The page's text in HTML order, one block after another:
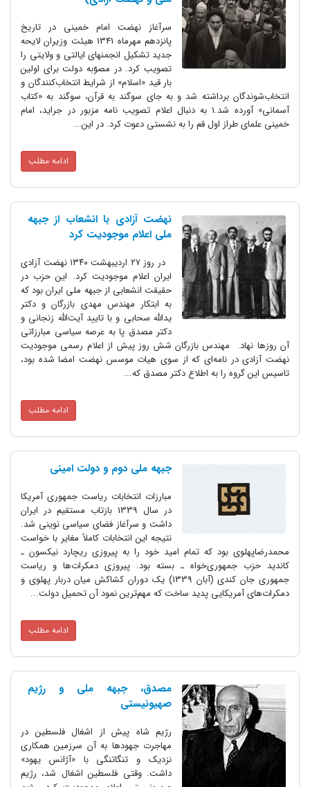
سرآغاز نهضت امام خمینی‌ در تاریخ
پانزدهم مهرماه 1341 هیئت وزیران لایحه
جدید تشکیل انجمنهای ایالتی و ولایتی را
تصویب کرد. در مصوّبه دولت برای اولین
بار قید «اسلام‌» از شرایط انتخاب‌کنندگان و
انتخاب‌شوندگان برداشته شد و به جای سوگند به قرآن‌، سوگند به «کتاب
آسمانی‌» آورده شد.1 به دنبال اعلام تصویب نامه مزبور در جراید، امام
خمینی علمای طراز اول قم را به نشستی دعوت کرد. در این...
ادامه مطلب
نهضت آزادی با انشعاب از جبهه
ملی اعلام موجودیت کرد
در روز ۲۷ اردیبهشت ۱۳۴۰ نهضت آزادی
ایران اعلام موجودیت کرد. این حزب در
حقیقت انشعابی از جبهه ملی ایران بود که
به ابتکار مهندس مهدی بازرگان و دکتر
یدالله سحابی و با تایید آیت‌الله زنجانی و
دکتر مصدق پا به عرصه سیاسی مبارزاتی
آن روز‌ها نهاد. مهندس بازرگان شش روز پیش از اعلام رسمی موجودیت
نهضت آزادی در نامه‌ای که از سوی هیات موسس نهضت امضا شده بود،
تاسیس این گروه را به اطلاع دکتر مصدق که...
ادامه مطلب
جبهه ملی دوم و دولت امینی
مبارزات انتخابات ریاست جمهوری آمریکا
در سال 1339 بازتاب مستقیم در ایران
داشت و سرآغاز فضای سیاسی نوینی شد.
نتیجه این انتخابات کاملاً مغایر با خواست
محمدرضاپهلوی بود که تمام امید خود را به پیروزی ریچارد نیکسون ـ
کاندید حزب جمهوری‌خواه ـ بسته بود. پیروزی دمکرات‌ها و ریاست
جمهوری جان کندی (آبان 1339) یک دوران کشاکش میان دربار پهلوی و
دمکرات‌های آمریکایی پدید ساخت که مهم‌ترین نمود آن تحمیل دولت...
ادامه مطلب
مصدق، جبهه ملی و رژیم
صهیونیستی
رژیم شاه پیش از اشغال فلسطین در
مهاجرت جهودها به آن سرزمین همکاری
نزدیک و تنگاتنگی با «آژانس یهود»
داشت. وقتی فلسطین اشغال شد، رژیم